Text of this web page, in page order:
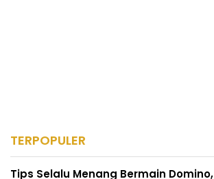
TERPOPULER
Tips Selalu Menang Bermain Domino,